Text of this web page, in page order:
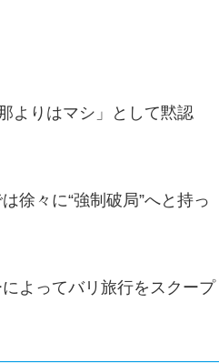
よりはマシ」として黙認
徐々に“強制破局”へと持っ
よってバリ旅行をスクープ